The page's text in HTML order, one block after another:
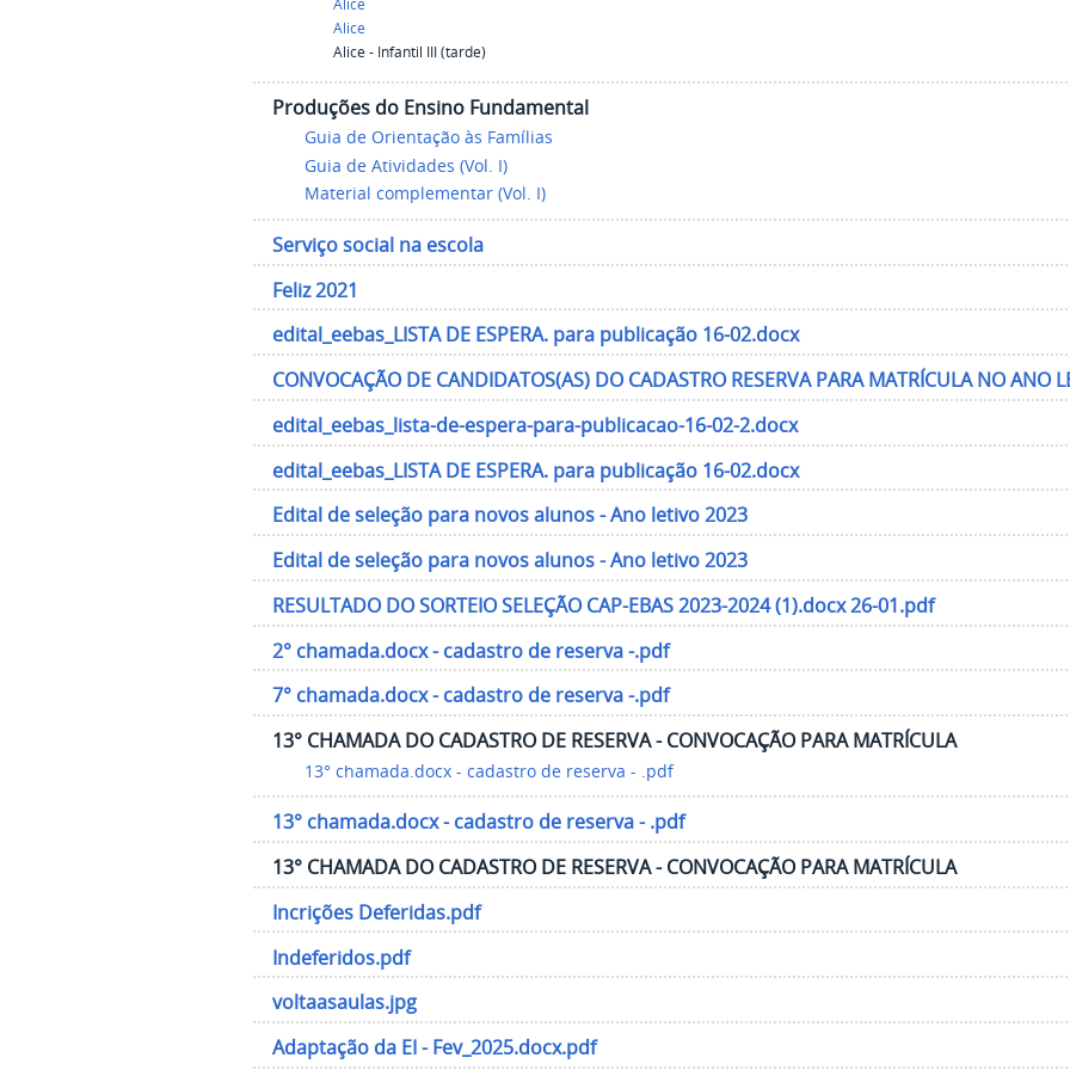
Alice
Alice
Alice - Infantil III (tarde)
Produções do Ensino Fundamental
Guia de Orientação às Famílias
Guia de Atividades (Vol. I)
Material complementar (Vol. I)
Serviço social na escola
Feliz 2021
edital_eebas_LISTA DE ESPERA. para publicação 16-02.docx
CONVOCAÇÃO DE CANDIDATOS(AS) DO CADASTRO RESERVA PARA MATRÍCULA NO ANO
edital_eebas_lista-de-espera-para-publicacao-16-02-2.docx
edital_eebas_LISTA DE ESPERA. para publicação 16-02.docx
Edital de seleção para novos alunos - Ano letivo 2023
Edital de seleção para novos alunos - Ano letivo 2023
RESULTADO DO SORTEIO SELEÇÃO CAP-EBAS 2023-2024 (1).docx 26-01.pdf
2° chamada.docx - cadastro de reserva -.pdf
7° chamada.docx - cadastro de reserva -.pdf
13° CHAMADA DO CADASTRO DE RESERVA - CONVOCAÇÃO PARA MATRÍCULA
13° chamada.docx - cadastro de reserva - .pdf
13° chamada.docx - cadastro de reserva - .pdf
13° CHAMADA DO CADASTRO DE RESERVA - CONVOCAÇÃO PARA MATRÍCULA
Incrições Deferidas.pdf
Indeferidos.pdf
voltaasaulas.jpg
Adaptação da EI - Fev_2025.docx.pdf